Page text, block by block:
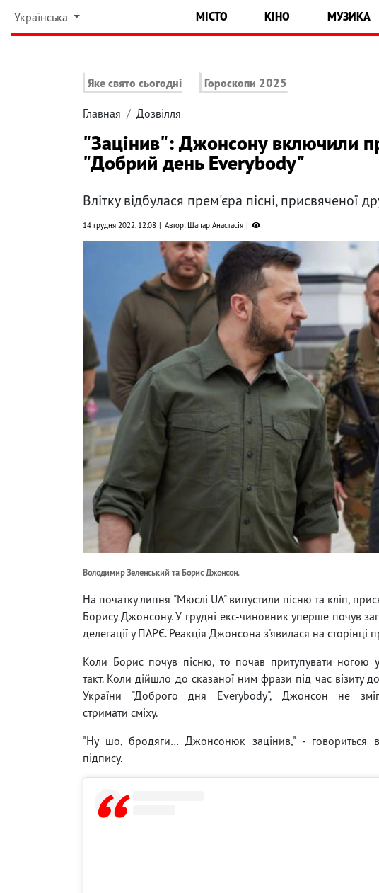
Українська МІСТО КІНО МУЗИКА
Яке свято сьогодні Гороскопи 2025
Главная Дозвілля
"Зацінив": Джонсону включили
"Добрий день Everybody"
Влітку відбулася прем'єра пісні, присвяченої
14 грудня 2022, 12:08 Автор: Шапар Анастасія
Володимир Зеленський та Борис Джонсон.
На початку липня "Мюслі UA" випустили пісню та кліп,
Борису Джонсону. У грудні екс-чиновник уперше почув
делегації у ПАРЄ. Реакція Джонсона з'явилася на сторінці
Коли Борис почув пісню, то почав притупувати ногою у
такт. Коли дійшло до сказаної ним фрази під час візиту до
України "Доброго дня Everybody", Джонсон не зміг
стримати сміху.
"Ну шо, бродяги… Джонсонюк зацінив," - говориться в
підпису.